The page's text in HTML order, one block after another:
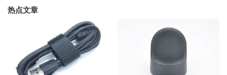
热点文章